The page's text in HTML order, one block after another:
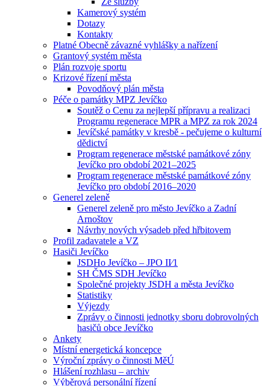
Kamerový systém
Dotazy
Kontakty
Platné Obecně závazné vyhlášky a nařízení
Grantový systém města
Plán rozvoje sportu
Krizové řízení města
Povodňový plán města
Péče o památky MPZ Jevíčko
Soutěž o Cenu za nejlepší přípravu a realizaci
Programu regenerace MPR a MPZ za rok 2024
Jevíčské památky v kresbě - pečujeme o kulturní
dědictví
Program regenerace městské památkové zóny
Jevíčko pro období 2021–2025
Program regenerace městské památkové zóny
Jevíčko pro období 2016–2020
Generel zeleně
Generel zeleně pro město Jevíčko a Zadní
Arnoštov
Návrhy nových výsadeb před hřbitovem
Profil zadavatele a VZ
Hasiči Jevíčko
JSDHo Jevíčko – JPO II⁄1
SH ČMS SDH Jevíčko
Společné projekty JSDH a města Jevíčko
Statistiky
Výjezdy
Zprávy o činnosti jednotky sboru dobrovolných
hasičů obce Jevíčko
Ankety
Místní energetická koncepce
Výroční zprávy o činnosti MěÚ
Hlášení rozhlasu – archiv
Výběrová personální řízení